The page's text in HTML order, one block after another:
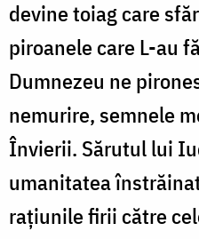
devine toiag care
piroanele care L-au
Dumnezeu ne
nemurire, semnele
Învierii. Sărutul lui
umanitatea
raţiunile firii către